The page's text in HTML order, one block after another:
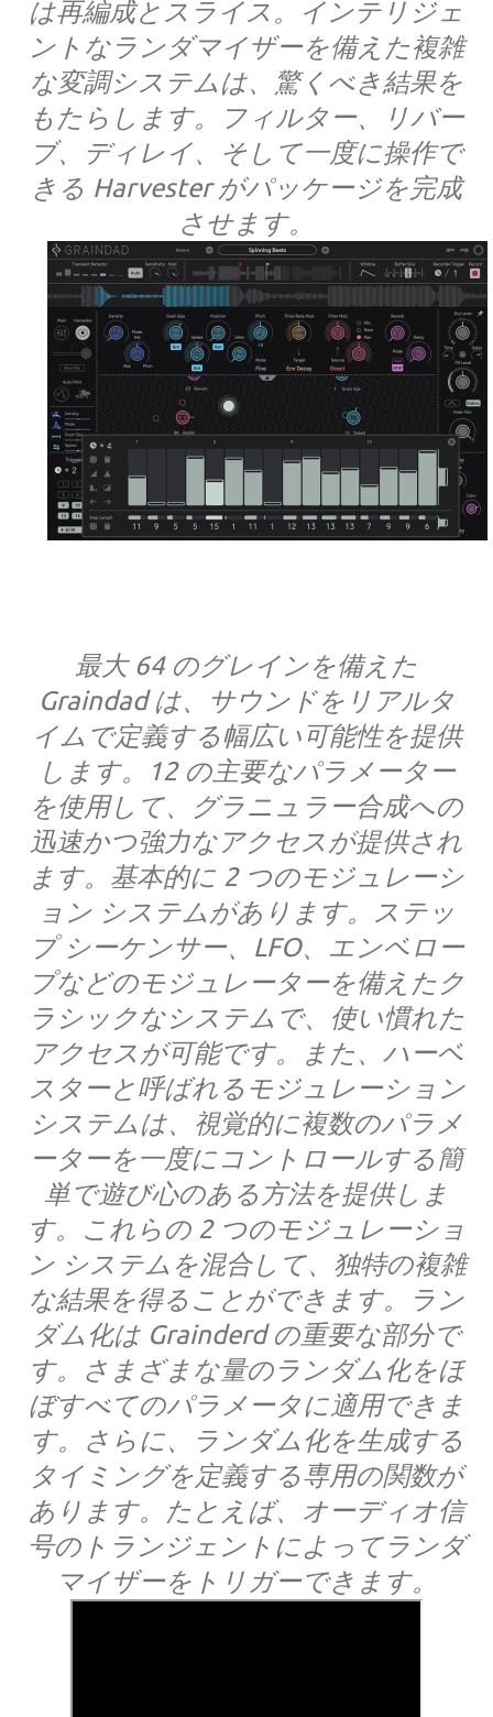
は再編成とスライス。インテリジェ
ントなランダマイザーを備えた複雑
な変調システムは、驚くべき結果を
もたらします。フィルター、リバー
ブ、ディレイ、そして一度に操作で
きる Harvester がパッケージを完成
させます。
最大 64 のグレインを備えた
Graindad は、サウンドをリアルタ
イムで定義する幅広い可能性を提供
します。12 の主要なパラメーター
を使用して、グラニュラー合成への
迅速かつ強力なアクセスが提供され
ます。基本的に 2 つのモジュレーシ
ョン システムがあります。ステッ
プ シーケンサー、LFO、エンベロー
プなどのモジュレーターを備えたク
ラシックなシステムで、使い慣れた
アクセスが可能です。また、ハーベ
スターと呼ばれるモジュレーション
システムは、視覚的に複数のパラメ
ーターを一度にコントロールする簡
単で遊び心のある方法を提供しま
す。これらの 2 つのモジュレーショ
ン システムを混合して、独特の複雑
な結果を得ることができます。ラン
ダム化は Grainderd の重要な部分で
す。さまざまな量のランダム化をほ
ぼすべてのパラメータに適用できま
す。さらに、ランダム化を生成する
タイミングを定義する専用の関数が
あります。たとえば、オーディオ信
号のトランジェントによってランダ
マイザーをトリガーできます。